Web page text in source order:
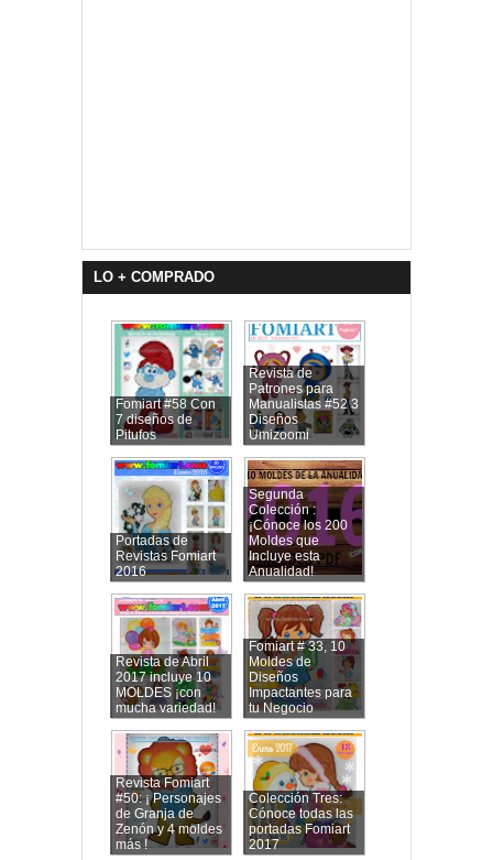
LO + COMPRADO
Fomiart #58 Con
7 diseños de
Pitufos
Revista de
Patrones para
Manualistas #52 3
Diseños
Umizoomi
Portadas de
Revistas Fomiart
2016
Segunda
Colección :
¡Cónoce los 200
Moldes que
Incluye esta
Anualidad!
Revista de Abril
2017 incluye 10
MOLDES ¡con
mucha variedad!
Fomiart # 33, 10
Moldes de
Diseños
Impactantes para
tu Negocio
Revista Fomiart
#50: ¡ Personajes
de Granja de
Zenón y 4 moldes
más !
Colección Tres:
Cónoce todas las
portadas Fomiart
2017